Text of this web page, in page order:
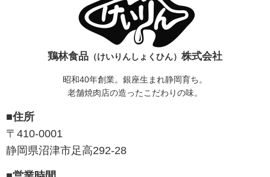
鶏林食品 （けいりんしょくひん） 株式会社
昭和40年創業。銀座生まれ静岡育ち。
老舗焼肉店の造ったこだわりの味。
■住所
〒410-0001
静岡県沼津市足高292-28